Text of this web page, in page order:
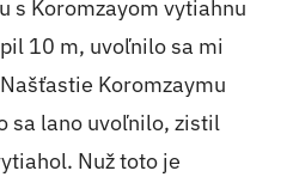
s Koromzayom vytiahnu
10 m, uvoľnilo sa mi
Koromzaymu
sa lano uvoľnilo, zistil
Nuž toto je